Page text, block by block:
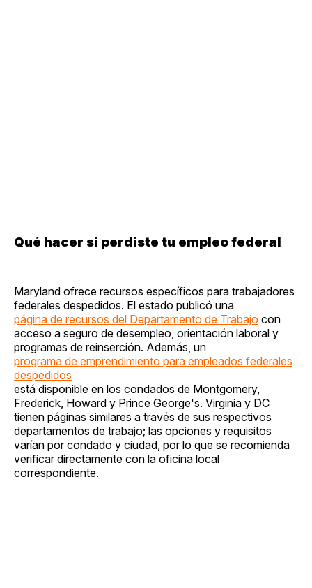
Qué hacer si perdiste tu empleo federal
Maryland ofrece recursos específicos para trabajadores
federales despedidos. El estado publicó una
página de recursos del Departamento de Trabajo con
acceso a seguro de desempleo, orientación laboral y
programas de reinserción. Además, un
programa de emprendimiento para empleados federales
despedidos
está disponible en los condados de Montgomery,
Frederick, Howard y Prince George's. Virginia y DC
tienen páginas similares a través de sus respectivos
departamentos de trabajo; las opciones y requisitos
varían por condado y ciudad, por lo que se recomienda
verificar directamente con la oficina local
correspondiente.